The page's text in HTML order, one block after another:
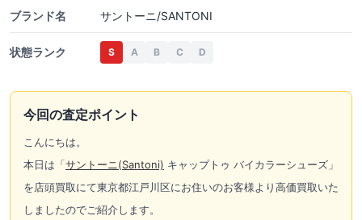
ブランド名 サントーニ/SANTONI
状態ランク S A B C D
今回の査定ポイント
こんにちは。
本日は「サントーニ(Santoni) キャップトゥ バイカラーシューズ」
を店頭買取にて東京都江戸川区にお住いのお客様より高価買取いた
しましたのでご紹介します。